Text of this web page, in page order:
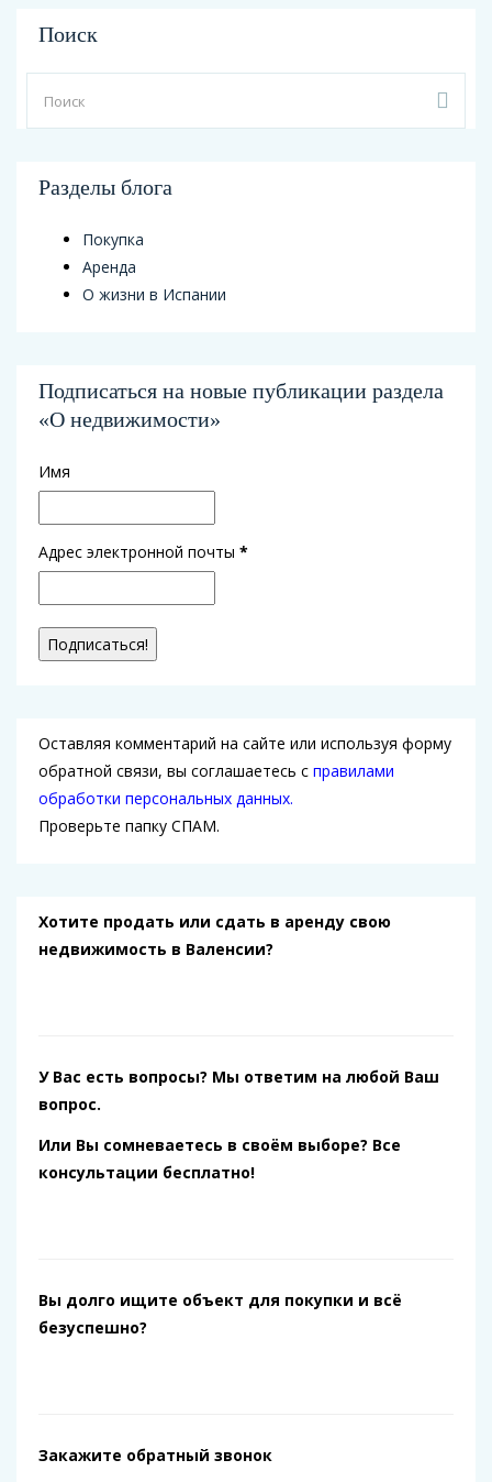
Поиск
Разделы блога
Покупка
Аренда
О жизни в Испании
Подписаться на новые публикации раздела
«О недвижимости»
Имя
Адрес электронной почты *
Оставляя комментарий на сайте или используя форму
обратной связи, вы соглашаетесь с правилами
обработки персональных данных.
Проверьте папку СПАМ.
Хотите продать или сдать в аренду свою
недвижимость в Валенсии?
У Вас есть вопросы? Мы ответим на любой Ваш
вопрос.
Или Вы сомневаетесь в своём выборе? Все
консультации бесплатно!
Вы долго ищите объект для покупки и всё
безуспешно?
Закажите обратный звонок